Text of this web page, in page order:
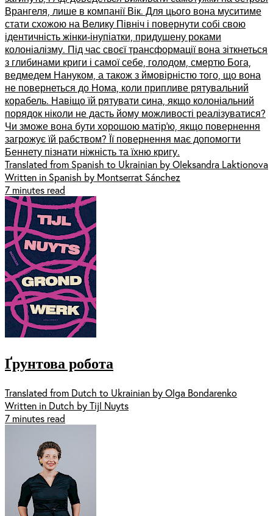
Врангеля, лише в компанії Вік. Для цього вона муситиме
стати схожою на Велику Північ і повернути собі свою
ідентичність жінки-інупіатки, придушену роками
колоніалізму. Під час своєї трансформації вона зіткнеться
з глибинами криги і самої себе, голодом, смертю Бога,
ведмедем Нануком, а також з ймовірністю того, що вона
не повернеться до Нома, коли припливе рятувальний
корабель. Навіщо їй рятувати сина, якщо колоніальний
порядок ніколи не дасть йому можливості реалізуватися?
Чи зможе вона бути хорошою матір’ю, якщо повернення
загрожує їй рабством? Її повернення має допомогти
Беннету пізнати ніжність та їхню кригу.
Translated from Spanish to Ukrainian by Oleksandra Laktionova
Written in Spanish by Montserrat Sánchez
7 minutes read
Ґрунтова робота
Translated from Dutch to Ukrainian by Olga Bondarenko
Written in Dutch by Tijl Nuyts
7 minutes read